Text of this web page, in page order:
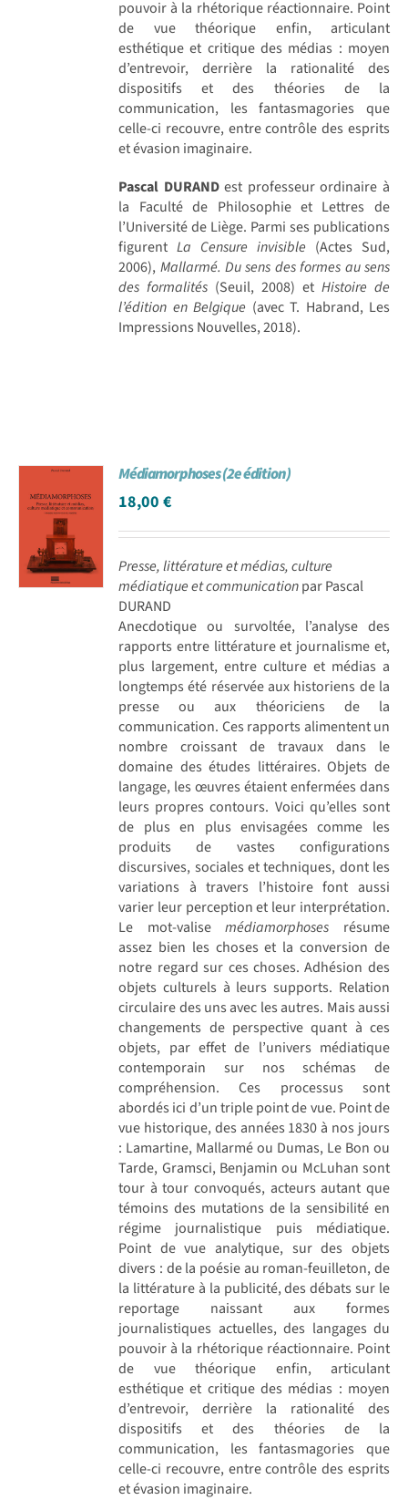
pouvoir à la rhétorique réactionnaire. Point
de vue théorique enfin, articulant
esthétique et critique des médias : moyen
d’entrevoir, derrière la rationalité des
dispositifs et des théories de la
communication, les fantasmagories que
celle-ci recouvre, entre contrôle des esprits
et évasion imaginaire.
Pascal DURANDest professeur ordinaire à
la Faculté de Philosophie et Lettres de
l’Université de Liège. Parmi ses publications
figurent La Censure invisible (Actes Sud,
2006), Mallarmé. Du sens des formes au sens
des formalités (Seuil, 2008) etHistoire de
l’édition en Belgique (avec T. Habrand, Les
Impressions Nouvelles, 2018).
Médiamorphoses (2e édition)
18,00€
Presse, littérature et médias, culture
médiatique et communicationpar Pascal
DURAND
Anecdotique ou survoltée, l’analyse des
rapports entre littérature et journalisme et,
plus largement, entre culture et médias a
longtemps été réservée aux historiens de la
presse ou aux théoriciens de la
communication. Ces rapports alimentent un
nombre croissant de travaux dans le
domaine des études littéraires. Objets de
langage, les œuvres étaient enfermées dans
leurs propres contours. Voici qu’elles sont
de plus en plus envisagées comme les
produits de vastes configurations
discursives, sociales et techniques, dont les
variations à travers l’histoire font aussi
varier leur perception et leur interprétation.
Le mot-valisemédiamorphoses résume
assez bien les choses et la conversion de
notre regard sur ces choses. Adhésion des
objets culturels à leurs supports. Relation
circulaire des uns avec les autres. Mais aussi
changements de perspective quant à ces
objets, par effet de l’univers médiatique
contemporain sur nos schémas de
compréhension. Ces processus sont
abordés ici d’un triple point de vue. Point de
vue historique, des années 1830 à nos jours
: Lamartine, Mallarmé ou Dumas, Le Bon ou
Tarde, Gramsci, Benjamin ou McLuhan sont
tour à tour convoqués, acteurs autant que
témoins des mutations de la sensibilité en
régime journalistique puis médiatique.
Point de vue analytique, sur des objets
divers : de la poésie au roman-feuilleton, de
la littérature à la publicité, des débats sur le
reportage naissant aux formes
journalistiques actuelles, des langages du
pouvoir à la rhétorique réactionnaire. Point
de vue théorique enfin, articulant
esthétique et critique des médias : moyen
d’entrevoir, derrière la rationalité des
dispositifs et des théories de la
communication, les fantasmagories que
celle-ci recouvre, entre contrôle des esprits
et évasion imaginaire.